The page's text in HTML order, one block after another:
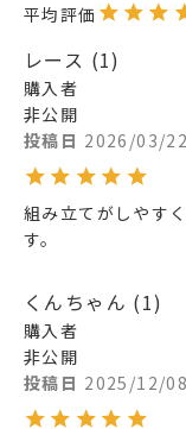
レース 1
購入者
非公開
投稿日 2026/03/22
組み立てがしやす
す。
くんちゃん 1
購入者
非公開
投稿日 2025/12/08